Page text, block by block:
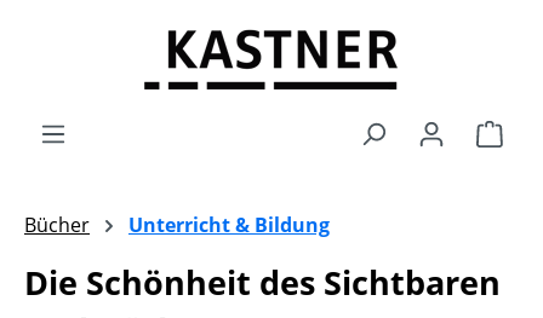
Zum Hauptinhalt springen
Bücher Unterricht & Bildung
Die Schönheit des Sichtbaren